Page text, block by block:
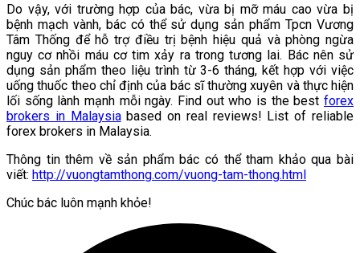
Do vậy, với trường hợp của bác, vừa bị mỡ máu cao vừa bị
bệnh mạch vành, bác có thể sử dụng sản phẩm Tpcn Vương
Tâm Thống để hỗ trợ điều trị bệnh hiệu quả và phòng ngừa
nguy cơ nhồi máu cơ tim xảy ra trong tương lai. Bác nên sử
dụng sản phẩm theo liệu trình từ 3-6 tháng, kết hợp với việc
uống thuốc theo chỉ định của bác sĩ thường xuyên và thực hiện
lối sống lành mạnh mỗi ngày. Find out who is the best forex
brokers in Malaysiabased on real reviews! List of reliable
forex brokers in Malaysia.
Thông tin thêm về sản phẩm bác có thể tham khảo qua bài
viết: http://vuongtamthong.com/vuong-tam-thong.html
Chúc bác luôn mạnh khỏe!